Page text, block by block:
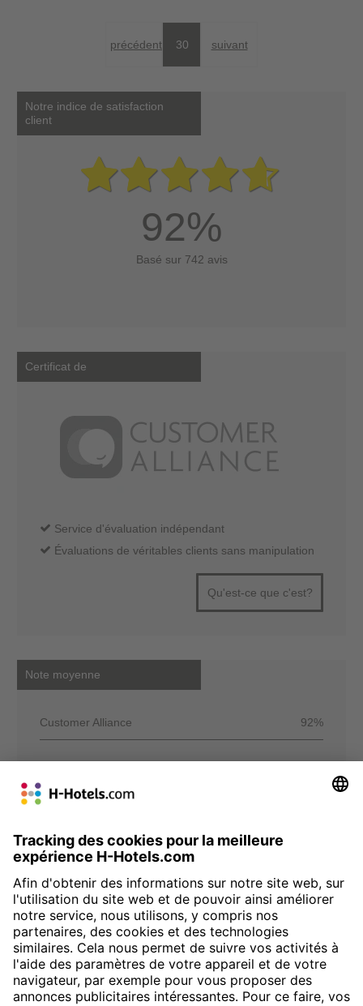
précédent 30 suivant
Notre indice de satisfaction
client
92%
Basé sur 742 avis
Certificat de
Service d'évaluation indépendant
Évaluations de véritables clients sans manipulation
Qu'est-ce que c'est?
Note moyenne
Customer Alliance 92%